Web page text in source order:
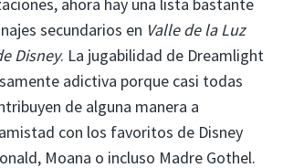
secundarios en Valle de la Luz
Disney. La jugabilidad de Dreamlight
adictiva porque casi todas
de alguna manera a
con los favoritos de Disney
Moana o incluso Madre Gothel.